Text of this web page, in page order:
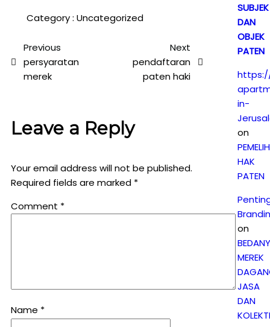
Category : Uncategorized
Previous
persyaratan
merek
Next
pendaftaran
paten haki
Leave a Reply
Your email address will not be published.
Required fields are marked *
Comment *
Name *
SUBJEK
DAN
OBJEK
PATEN
in-
on
HAK
PATEN
on
MEREK
JASA
DAN